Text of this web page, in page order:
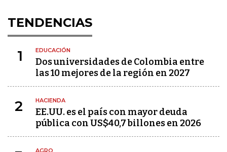
TENDENCIAS
1 EDUCACIÓN
Dos universidades de Colombia entre
las 10 mejores de la región en 2027
2 HACIENDA
EE.UU. es el país con mayor deuda
pública con US$40,7 billones en 2026
AGRO